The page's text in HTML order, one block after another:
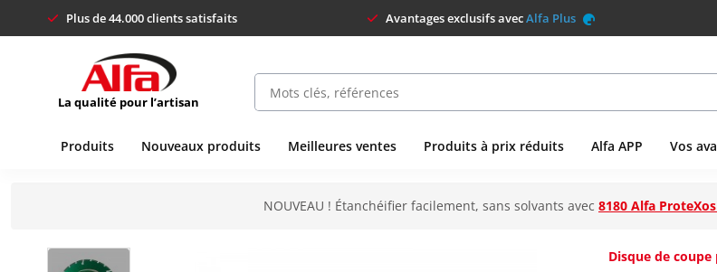
Plus de 44.000 clients satisfaits Avantages exclusifs avecAlfa Plus
La qualité pour l’artisan
Produits Nouveaux produits Meilleures ventes Produits à prix réduits Alfa APP Vos
NOUVEAU ! Étanchéifier facilement, sans solvants avec 8180 Alfa
Disque de